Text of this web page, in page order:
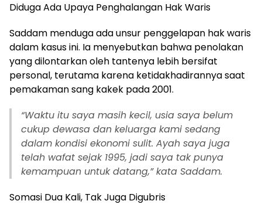
Diduga Ada Upaya Penghalangan Hak Waris
Saddam menduga ada unsur penggelapan hak waris
dalam kasus ini. Ia menyebutkan bahwa penolakan
yang dilontarkan oleh tantenya lebih bersifat
personal, terutama karena ketidakhadirannya saat
pemakaman sang kakek pada 2001.
“Waktu itu saya masih kecil, usia saya belum
cukup dewasa dan keluarga kami sedang
dalam kondisi ekonomi sulit. Ayah saya juga
telah wafat sejak 1995, jadi saya tak punya
kemampuan untuk datang,” kata Saddam.
Somasi Dua Kali, Tak Juga Digubris